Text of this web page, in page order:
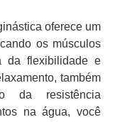
oferece um
os músculos
da flexibilidade e
também
da resistência
na água, você